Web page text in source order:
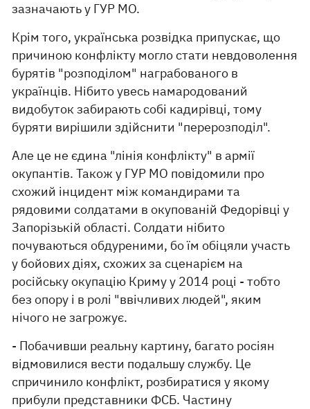
зазначають у ГУР МО.
Крім того, українська розвідка припускає, що
причиною конфлікту могло стати невдоволення
бурятів "розподілом" награбованого в
українців. Нібито увесь намародований
видобуток забирають собі кадирівці, тому
буряти вирішили здійснити "перерозподіл".
Але це не єдина "лінія конфлікту" в армії
окупантів. Також у ГУР МО повідомили про
схожий інцидент між командирами та
рядовими солдатами в окупованій Федорівці у
Запорізькій області. Солдати нібито
почуваються обдуреними, бо їм обіцяли участь
у бойових діях, схожих за сценарієм на
російську окупацію Криму у 2014 році - тобто
без опору і в ролі "ввічливих людей", яким
нічого не загрожує.
- Побачивши реальну картину, багато росіян
відмовилися вести подальшу службу. Це
спричинило конфлікт, розбиратися у якому
прибули представники ФСБ. Частину